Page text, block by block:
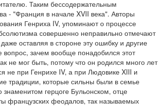
Таким бессодержательным
- "Франция в начале XVII века". Авторы
Генриха IV, упоминают о процессе
совершенно неправильно отмечают
оставляя в стороне эту ошибку и другие
зачем вообще понадобился этот
не мог быть, потому что он родился много лет
не при Генрихе IV, а при Людовике XIII и
традиции, которые сильны были в семье
герцоге Бульонском, отце
французских феодалов, так называемых